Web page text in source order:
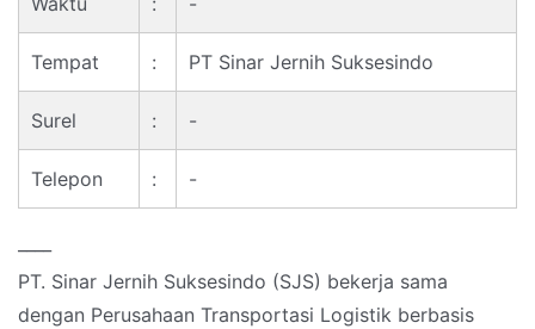
Tempat : PT Sinar Jernih Suksesindo
Surel : -
Telepon : -
PT. Sinar Jernih Suksesindo (SJS) bekerja sama
dengan Perusahaan Transportasi Logistik berbasis